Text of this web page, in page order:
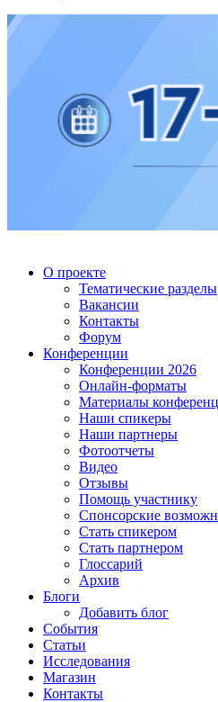
О проекте
Тематические разделы
Вакансии
Контакты
Форум
Конференции
Конференции 2026
Онлайн-форматы
Материалы
Наши спикеры
Наши партнеры
Фотоотчеты
Видео
Отзывы
Помощь участнику
Спонсорские
Стать спикером
Стать партнером
Глоссарий
Архив
Блоги
Добавить блог
События
Статьи
Исследования
Магазин
Контакты